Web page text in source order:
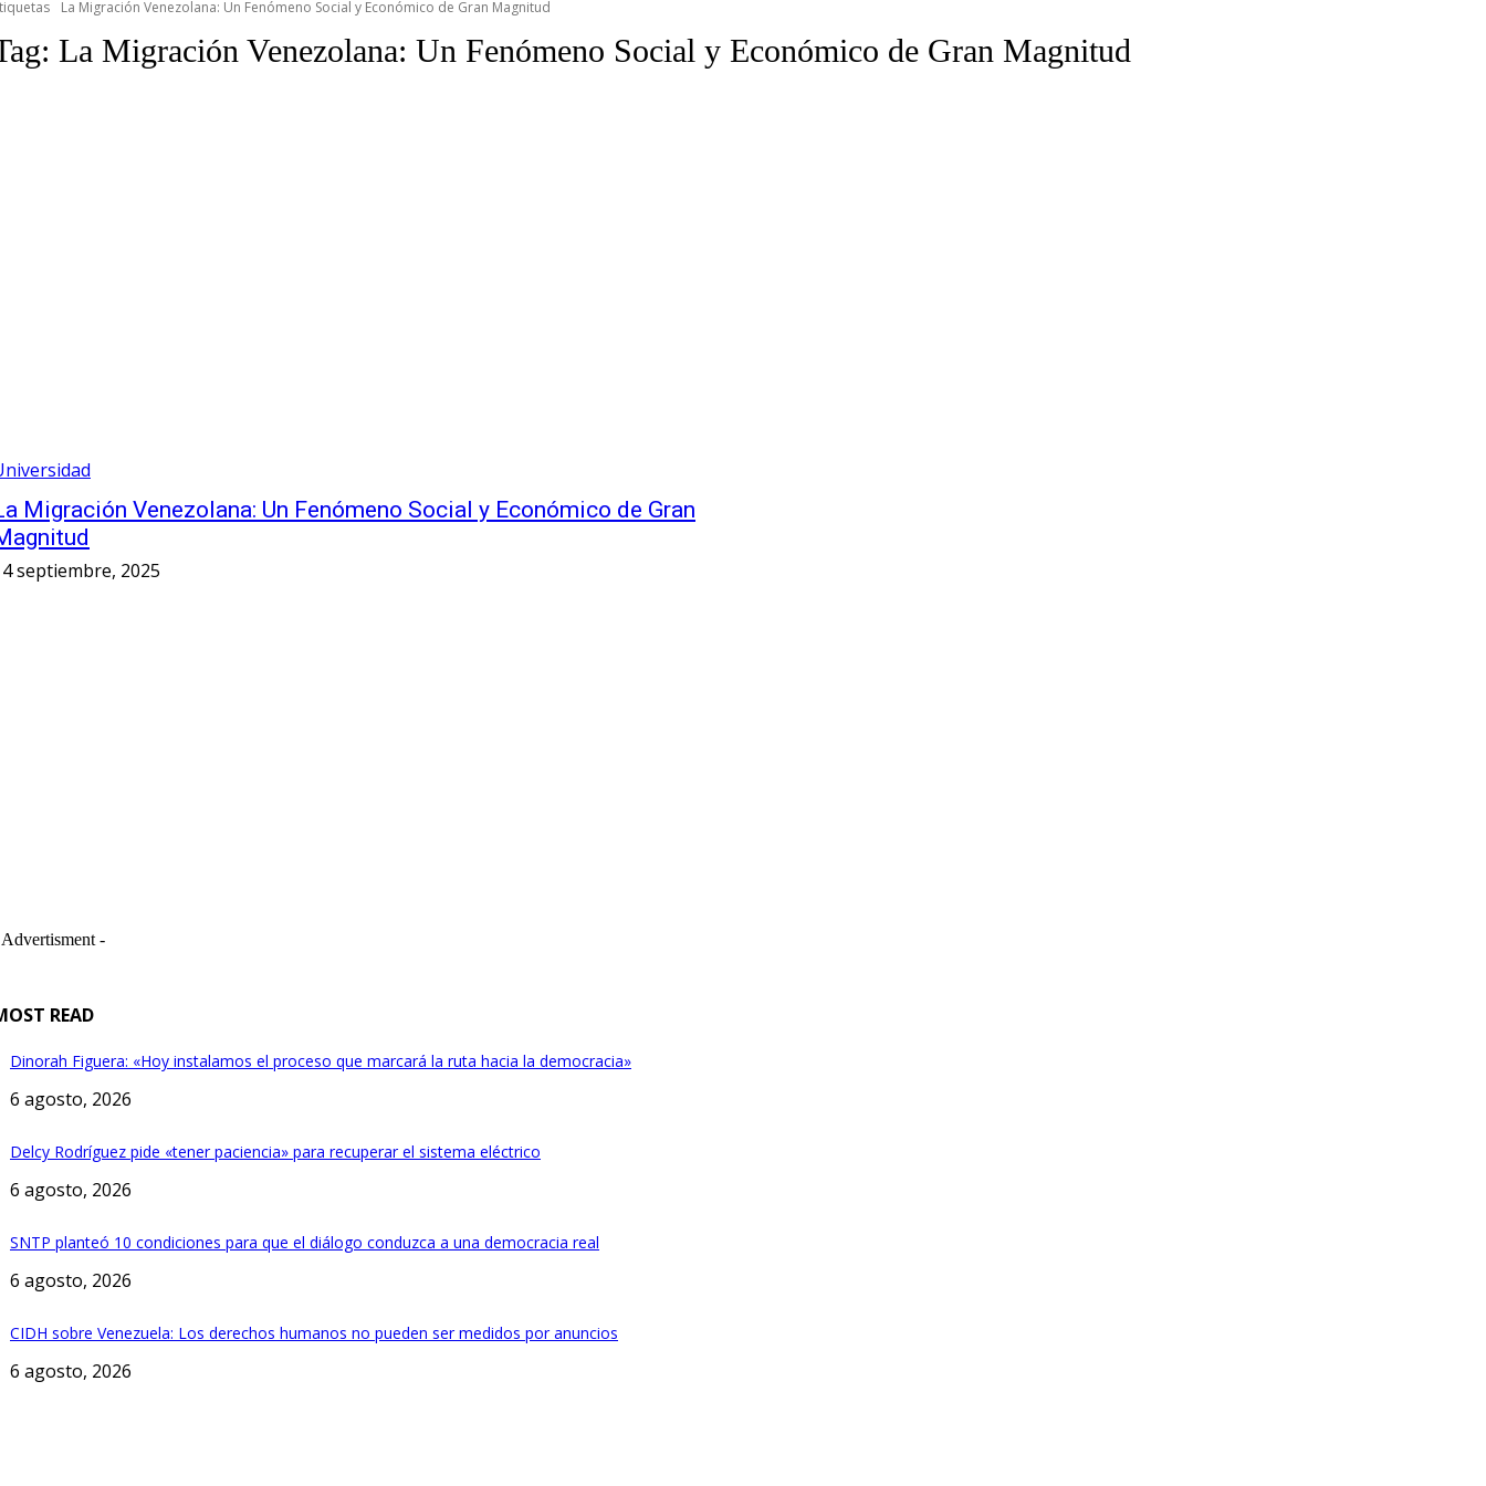
La Migración Venezolana: Un Fenómeno Social y Económico de Gran Magnitud
La Migración Venezolana: Un Fenómeno Social y Económico de Gran Magnitud
Migración Venezolana: Un Fenómeno Social y Económico de Gran
septiembre, 2025
-
READ
Dinorah Figuera: «Hoy instalamos el proceso que marcará la ruta hacia la democracia»
6 agosto, 2026
Delcy Rodríguez pide «tener paciencia» para recuperar el sistema eléctrico
6 agosto, 2026
SNTP planteó 10 condiciones para que el diálogo conduzca a una democracia real
6 agosto, 2026
CIDH sobre Venezuela: Los derechos humanos no pueden ser medidos por anuncios
6 agosto, 2026